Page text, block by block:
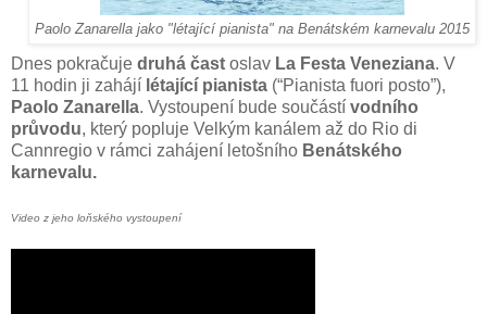
Paolo Zanarella jako "létající pianista" na Benátském karnevalu 2015
Dnes pokračuje druhá čast oslav La Festa Veneziana. V
11 hodin ji zahájí létající pianista (“Pianista fuori posto”),
Paolo Zanarella. Vystoupení bude součástí vodního
průvodu, který popluje Velkým kanálem až do Rio di
Cannregio v rámci zahájení letošního Benátského
karnevalu.
Video z jeho loňského vystoupení